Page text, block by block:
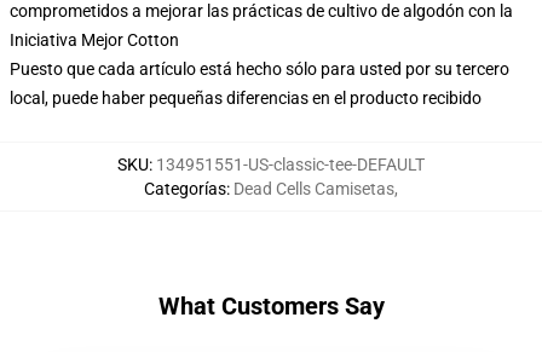
comprometidos a mejorar las prácticas de cultivo de algodón con la
Iniciativa Mejor Cotton
Puesto que cada artículo está hecho sólo para usted por su tercero
local, puede haber pequeñas diferencias en el producto recibido
SKU: 134951551-US-classic-tee-DEFAULT
Categorías: Dead Cells Camisetas,
What Customers Say